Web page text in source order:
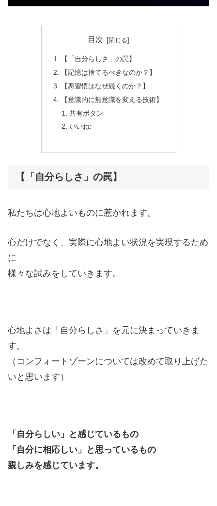
目次
【「自分らしさ」の罠】
【記憶は捨てるべきなのか？】
【悪習慣はなぜ続くのか？】
【意識的に無意識を変える技術】
共有ボタン
いいね:
【「自分らしさ」の罠】
私たちは心地よいものに惹かれます。
心だけでなく、実際に心地よい状況を実現するため
に
様々な試みをしていきます。
心地よさは「自分らしさ」を元に決まっていきま
す。
（コンフォートゾーンについては改めて取り上げた
いと思います）
「自分らしい」と感じているもの
「自分に相応しい」と思っているもの
親しみを感じています。